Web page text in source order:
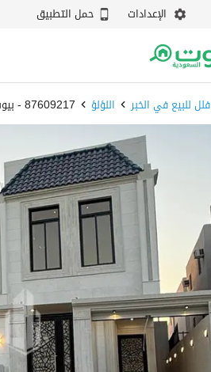
الإعدادات حمل التطبيق
فلل للبيع في الخبر اللؤلؤ 87609217 - بيوت